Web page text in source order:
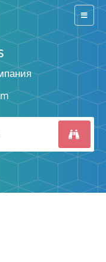
Switch